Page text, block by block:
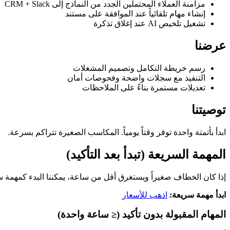
مزامنة العملاء المحتملين الجدد من النماذج إلى CRM + Slack
إنشاء مهام تلقائياً عند الموافقة على مستند
تشغيل تلخيص AI عند إغلاق تذكرة
عرضنا
رسم خريطة التكامل وتصميم المشغلات
التنفيذ مع سجلات واضحة وفحوصات أمان
تعديلات مستمرة بناءً على الملاحظات
توصيتنا
ابدأ بأتمتة واحدة توفر وقتاً يومياً. المكاسب الصغيرة تتراكم بسرعة.
المهمة السريعة (تبدأ بعد التأكيد)
إذا كان الخطاف صغيراً ويستغرق أقل من ساعة، يمكننا البدء كمهمة
ابدأ مهمة سريعة: اذهب للأسعار
المهام المقبولة بدون تأكيد (≤ ساعة واحدة)